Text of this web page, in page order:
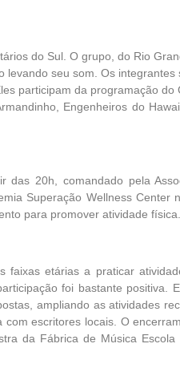
do Sul. O grupo, do Rio
seu som. Os integrantes
participam da programação do
Engenheiros do
20h, comandado pela
Superação Wellness Center
para promover atividade física.
faixas etárias a praticar
foi bastante positiva.
ampliando as atividades
escritores locais. O
da Fábrica de Música Escola